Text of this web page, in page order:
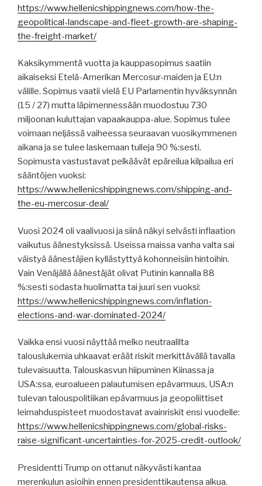
https://www.hellenicshippingnews.com/how-the-
geopolitical-landscape-and-fleet-growth-are-shaping-
the-freight-market/
Kaksikymmentä vuotta ja kauppasopimus saatiin
aikaiseksi Etelä-Amerikan Mercosur-maiden ja EU:n
välille. Sopimus vaatii vielä EU Parlamentin hyväksynnän
(15 / 27) mutta läpimennessään muodostuu 730
miljoonan kuluttajan vapaakauppa-alue. Sopimus tulee
voimaan neljässä vaiheessa seuraavan vuosikymmenen
aikana ja se tulee laskemaan tulleja 90 %:sesti.
Sopimusta vastustavat pelkäävät epäreilua kilpailua eri
sääntöjen vuoksi:
https://www.hellenicshippingnews.com/shipping-and-
the-eu-mercosur-deal/
Vuosi 2024 oli vaalivuosi ja siinä näkyi selvästi inflaation
vaikutus äänestyksissä. Useissa maissa vanha valta sai
väistyä äänestäjien kyllästyttyä kohonneisiin hintoihin.
Vain Venäjällä äänestäjät olivat Putinin kannalla 88
%:sesti sodasta huolimatta tai juuri sen vuoksi:
https://www.hellenicshippingnews.com/inflation-
elections-and-war-dominated-2024/
Vaikka ensi vuosi näyttää melko neutraalilta
talouslukemia uhkaavat eräät riskit merkittävällä tavalla
tulevaisuutta. Talouskasvun hiipuminen Kiinassa ja
USA:ssa, euroalueen palautumisen epävarmuus, USA:n
tulevan talouspolitiikan epävarmuus ja geopoliittiset
leimahduspisteet muodostavat avainriskit ensi vuodelle:
https://www.hellenicshippingnews.com/global-risks-
raise-significant-uncertainties-for-2025-credit-outlook/
Presidentti Trump on ottanut näkyvästi kantaa
merenkulun asioihin ennen presidenttikautensa alkua.